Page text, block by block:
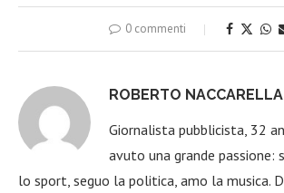
0 commenti
ROBERTO NACCARELLA
Giornalista pubblicista, 32
avuto una grande passione:
lo sport, seguo la politica, amo la musica.